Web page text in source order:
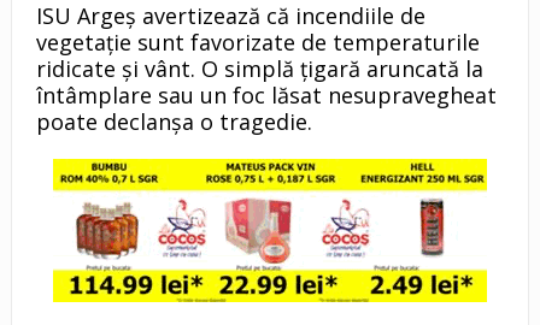
ISU Argeș avertizează că incendiile de
vegetație sunt favorizate de temperaturile
ridicate și vânt. O simplă țigară aruncată la
întâmplare sau un foc lăsat nesupravegheat
poate declanșa o tragedie.